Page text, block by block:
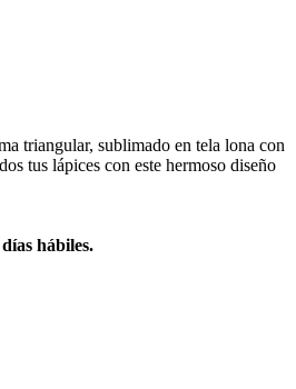
triangular, sublimado en tela lona con
tus lápices con este hermoso diseño
hábiles.